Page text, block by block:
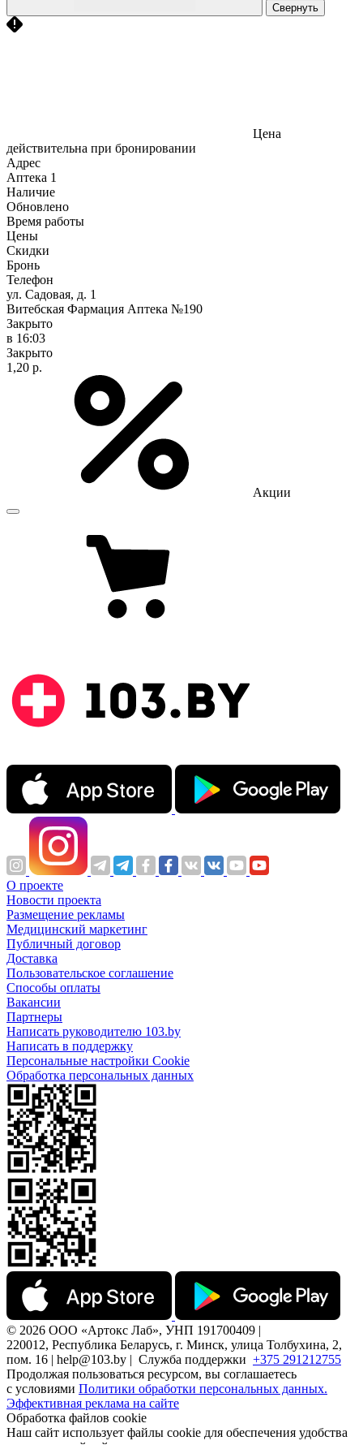
Свернуть
Цена
действительна при бронировании
Адрес
Аптека 1
Наличие
Обновлено
Время работы
Цены
Скидки
Бронь
Телефон
ул. Садовая, д. 1
Витебская Фармация Аптека №190
Закрыто
в 16:03
Закрыто
1,20 р.
Акции
О проекте
Новости проекта
Размещение рекламы
Медицинский маркетинг
Публичный договор
Доставка
Пользовательское соглашение
Способы оплаты
Вакансии
Партнеры
Написать руководителю 103.by
Написать в поддержку
Персональные настройки Cookie
Обработка персональных данных
© 2026 ООО «Артокс Лаб», УНП 191700409 |
220012, Республика Беларусь, г. Минск, улица Толбухина, 2,
пом. 16 | help@103.by | Служба поддержки +375 291212755
Продолжая пользоваться ресурсом, вы соглашаетесь
с условиями Политики обработки персональных данных.
Эффективная реклама на сайте
Обработка файлов cookie
Наш сайт использует файлы cookie для обеспечения удобства